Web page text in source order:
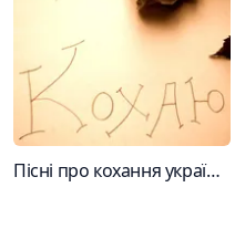
Пісні про кохання українською